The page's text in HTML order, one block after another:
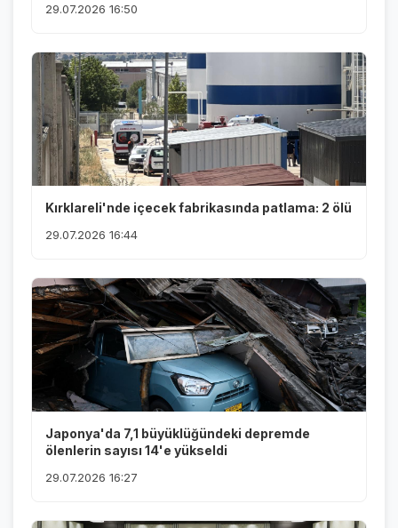
29.07.2026 16:50
Kırklareli'nde içecek fabrikasında patlama: 2 ölü
29.07.2026 16:44
Japonya'da 7,1 büyüklüğündeki depremde
ölenlerin sayısı 14'e yükseldi
29.07.2026 16:27